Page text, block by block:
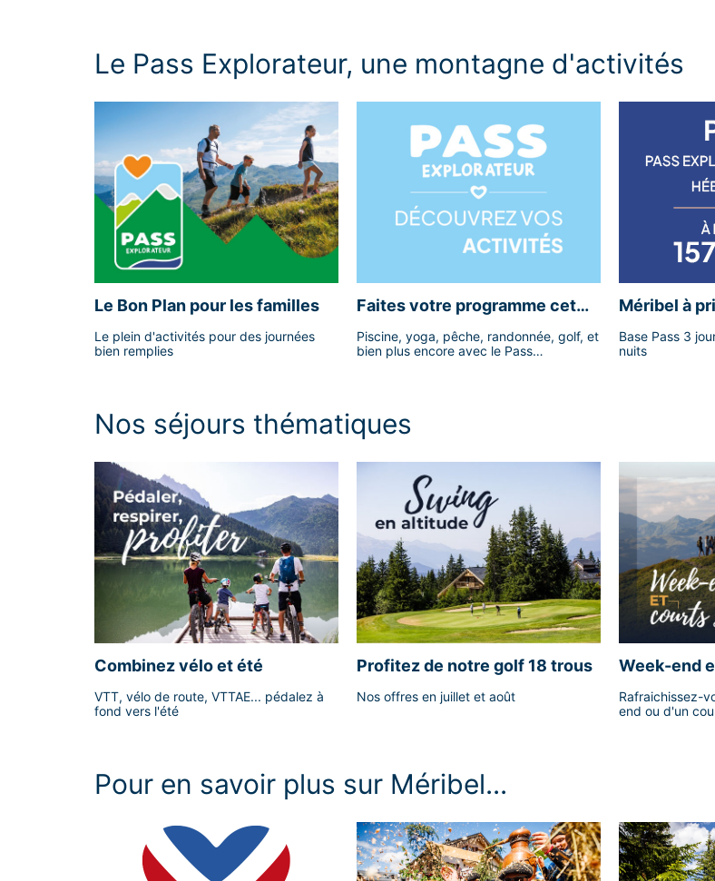
Le Pass Explorateur, une montagne d'activités
Le Bon Plan pour les familles
Le plein d'activités pour des journées
bien remplies
Faites votre programme cet
Piscine, yoga, pêche, randonnée, golf, et
bien plus encore avec le Pass
Méribel à
Base Pass 3
nuits
Nos séjours thématiques
Combinez vélo et été
VTT, vélo de route, VTTAE... pédalez à
fond vers l'été
Profitez de notre golf 18 trous
Nos offres en juillet et août
Week-end
Rafraichissez-
end ou d'un
Pour en savoir plus sur Méribel...